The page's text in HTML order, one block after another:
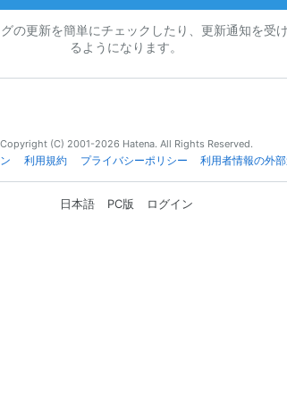
の更新を簡単にチェックしたり、更新通知を受
るようになります。
Copyright (C) 2001-2026 Hatena. All Rights Reserved.
利用規約 プライバシーポリシー 利用者情報の外
日本語 PC版 ログイン